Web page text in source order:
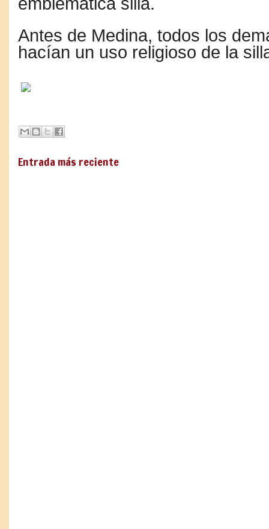
Antes de Medina, todos los
hacían un uso religioso de la
Entrada más reciente